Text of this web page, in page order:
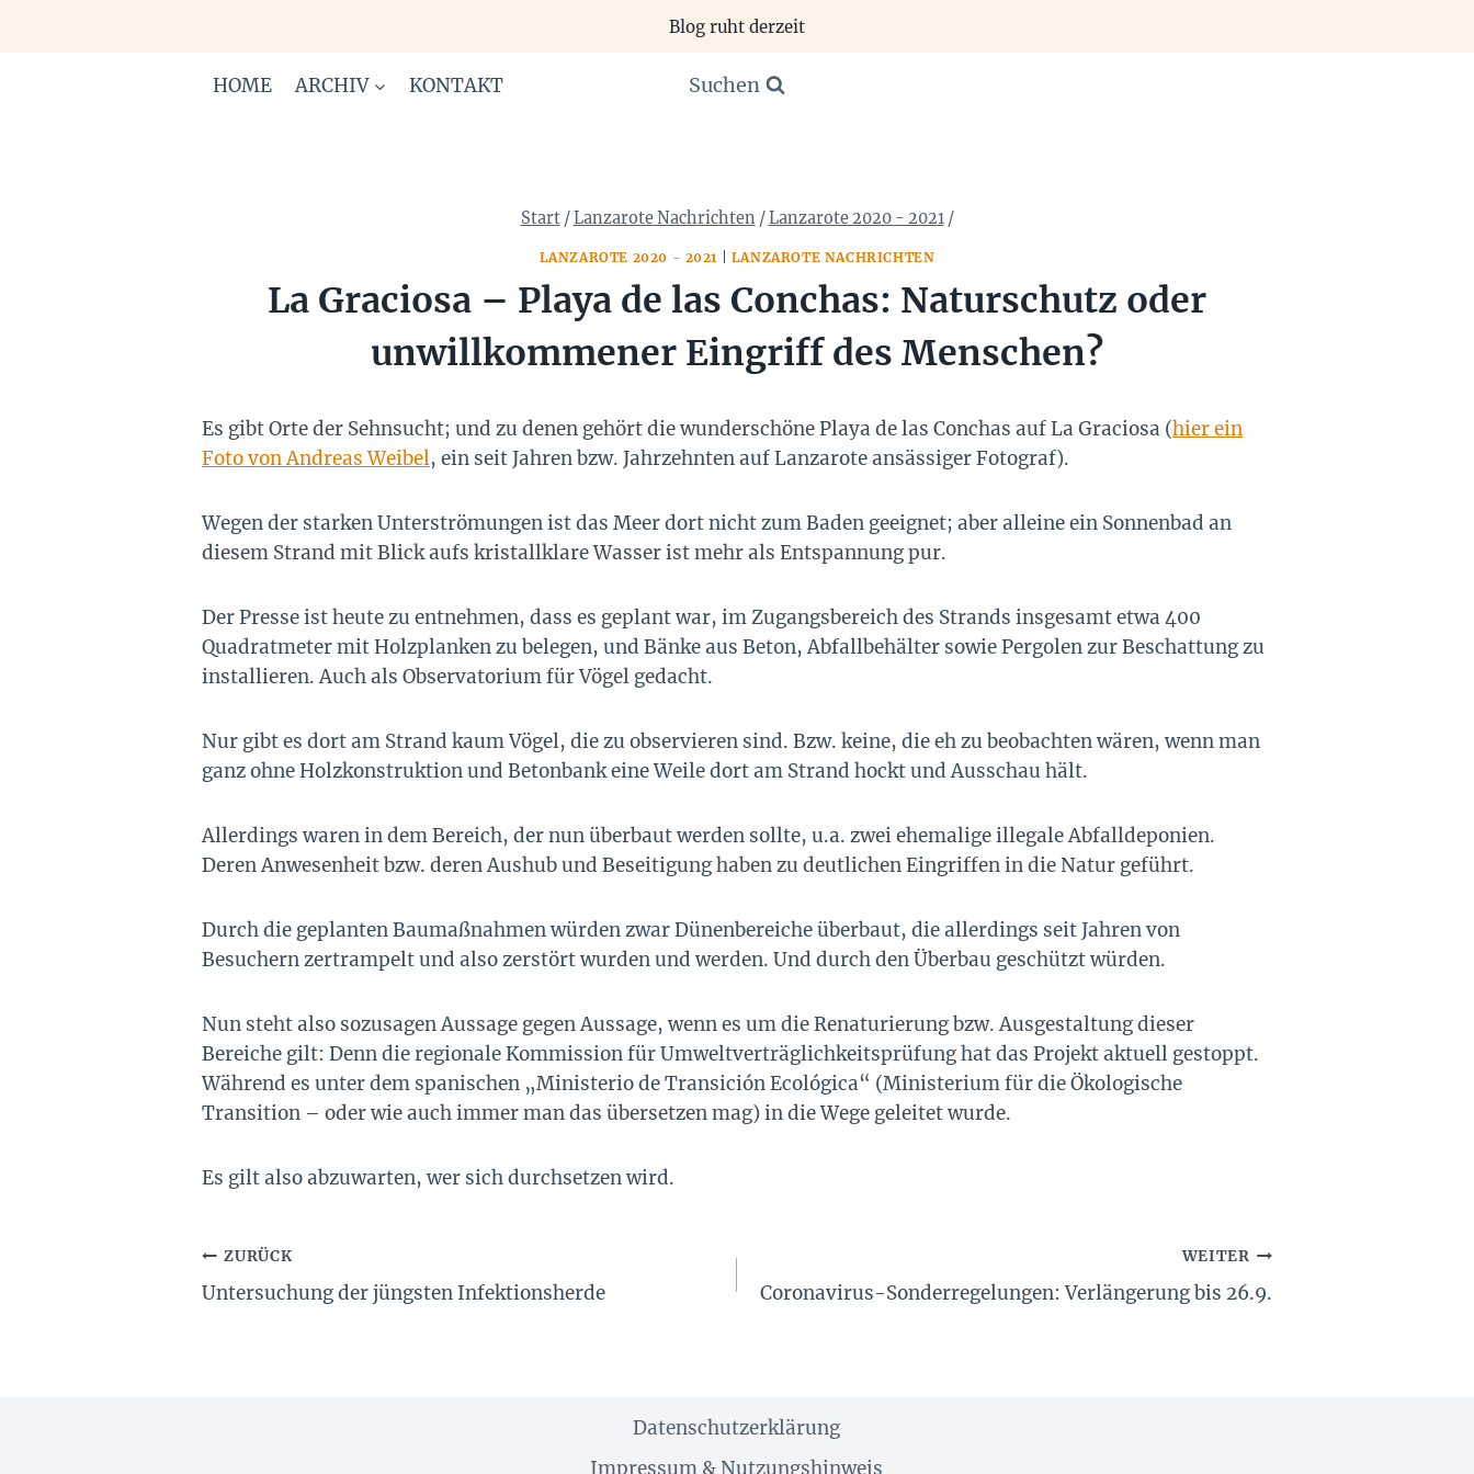
Blog ruht derzeit
HOME ARCHIV KONTAKT Suchen
Start /Lanzarote Nachrichten /Lanzarote 2020 - 2021 /
LANZAROTE 2020 - 2021 LANZAROTE NACHRICHTEN
La Graciosa – Playa de las Conchas: Naturschutz oder
unwillkommener Eingriff des Menschen?
Es gibt Orte der Sehnsucht; und zu denen gehört die wunderschöne Playa de las Conchas auf La Graciosa (hier ein
Foto von Andreas Weibel, ein seit Jahren bzw. Jahrzehnten auf Lanzarote ansässiger Fotograf).
Wegen der starken Unterströmungen ist das Meer dort nicht zum Baden geeignet; aber alleine ein Sonnenbad an
diesem Strand mit Blick aufs kristallklare Wasser ist mehr als Entspannung pur.
Der Presse ist heute zu entnehmen, dass es geplant war, im Zugangsbereich des Strands insgesamt etwa 400
Quadratmeter mit Holzplanken zu belegen, und Bänke aus Beton, Abfallbehälter sowie Pergolen zur Beschattung zu
installieren. Auch als Observatorium für Vögel gedacht.
Nur gibt es dort am Strand kaum Vögel, die zu observieren sind. Bzw. keine, die eh zu beobachten wären, wenn man
ganz ohne Holzkonstruktion und Betonbank eine Weile dort am Strand hockt und Ausschau hält.
Allerdings waren in dem Bereich, der nun überbaut werden sollte, u.a. zwei ehemalige illegale Abfalldeponien.
Deren Anwesenheit bzw. deren Aushub und Beseitigung haben zu deutlichen Eingriffen in die Natur geführt.
Durch die geplanten Baumaßnahmen würden zwar Dünenbereiche überbaut, die allerdings seit Jahren von
Besuchern zertrampelt und also zerstört wurden und werden. Und durch den Überbau geschützt würden.
Nun steht also sozusagen Aussage gegen Aussage, wenn es um die Renaturierung bzw. Ausgestaltung dieser
Bereiche gilt: Denn die regionale Kommission für Umweltverträglichkeitsprüfung hat das Projekt aktuell gestoppt.
Während es unter dem spanischen „Ministerio de Transición Ecológica“ (Ministerium für die Ökologische
Transition – oder wie auch immer man das übersetzen mag) in die Wege geleitet wurde.
Es gilt also abzuwarten, wer sich durchsetzen wird.
Beitragsnavigation
ZURÜCK
Untersuchung der jüngsten Infektionsherde
WEITER
Coronavirus-Sonderregelungen: Verlängerung bis 26.9.
Datenschutzerklärung
Impressum & Nutzungshinweis